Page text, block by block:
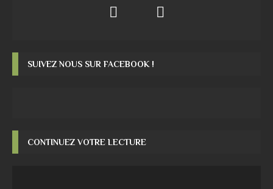
SUIVEZ NOUS SUR FACEBOOK !
CONTINUEZ VOTRE LECTURE